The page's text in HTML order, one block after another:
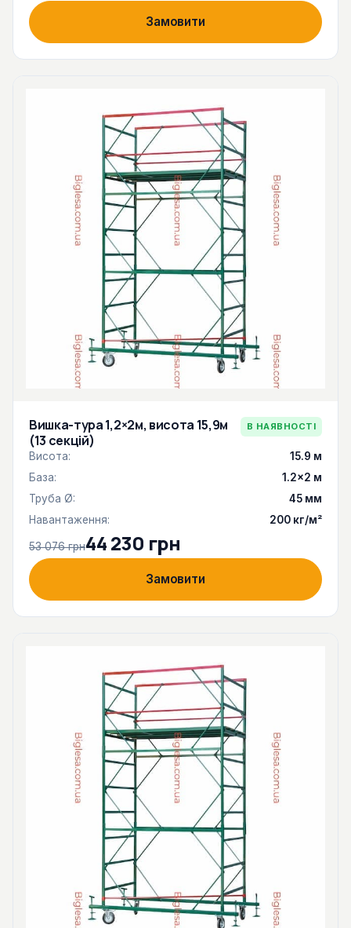
Замовити
Вишка-тура 1,2×2м, висота 15,9м
(13 секцій)
В НАЯВНОСТІ
Висота:
15.9 м
База:
1.2×2 м
Труба Ø:
45 мм
Навантаження:
200 кг/м²
53 076 грн44 230 грн
Замовити